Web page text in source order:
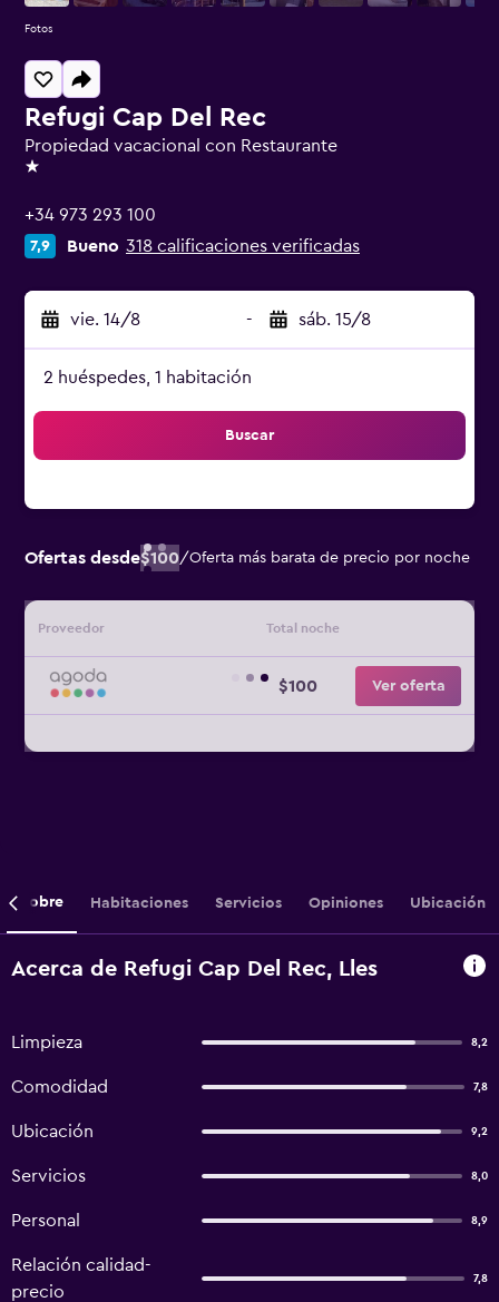
Refugi Cap Del Rec
Propiedad vacacional con Restaurante
1 estrella
+34 973 293 100
7,9 Bueno 318 calificaciones verificadas
vie. 14/8 - sáb. 15/8
2 huéspedes, 1 habitación
Buscar
Ofertas desde$100/Oferta más barata de precio por noche
Proveedor Total noche
$100 Ver oferta
Fotos
Sobre Habitaciones Servicios Opiniones Ubicación
Acerca de Refugi Cap Del Rec, Lles
Limpieza 8,2
Comodidad 7,8
Ubicación 9,2
Servicios 8,0
Personal 8,9
Relación calidad-
precio
7,8